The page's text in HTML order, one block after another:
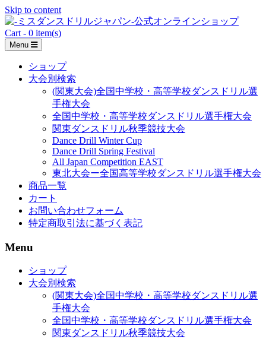
Skip to content
Cart - 0 item(s)
Menu
ショップ
大会別検索
(関東大会)全国中学校・高等学校ダンスドリル選
手権大会
全国中学校・高等学校ダンスドリル選手権大会
関東ダンスドリル秋季競技大会
Dance Drill Winter Cup
Dance Drill Spring Festival
All Japan Competition EAST
東北大会ー全国高等学校ダンスドリル選手権大会
商品一覧
カート
お問い合わせフォーム
特定商取引法に基づく表記
Menu
ショップ
大会別検索
(関東大会)全国中学校・高等学校ダンスドリル選
手権大会
全国中学校・高等学校ダンスドリル選手権大会
関東ダンスドリル秋季競技大会